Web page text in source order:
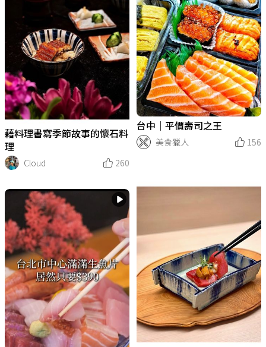
藉料理書寫季節故事的懷石料
理
Cloud
260
台中｜平價壽司之王
美食獵人
156